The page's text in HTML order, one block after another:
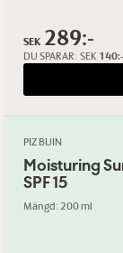
SEK 289:-
DU SPARAR: SEK 140:-
PIZ BUIN
Moisturing
SPF 15
Mängd: 200 ml